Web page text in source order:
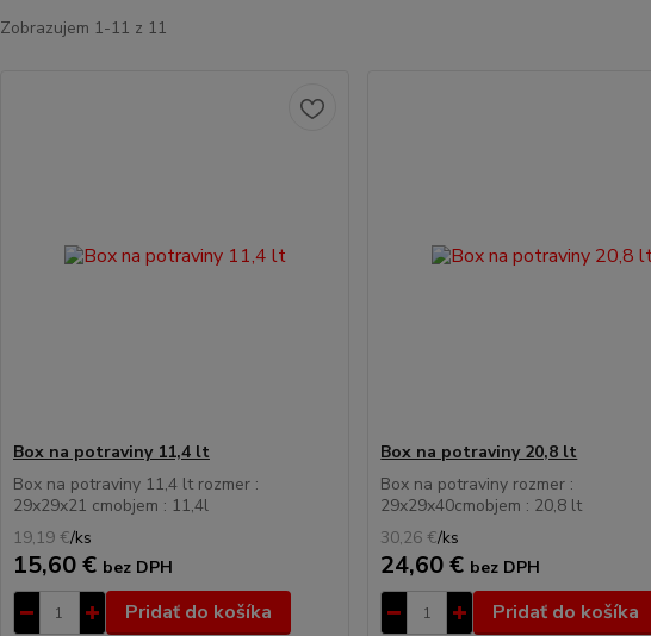
Zobrazujem 1-11 z 11
Box na potraviny 11,4 lt
Box na potraviny 11,4 lt rozmer :
29x29x21 cmobjem : 11,4l
19,19 €/ks
15,60 € bez DPH
Pridať do košíka
Box na potraviny 20,8 lt
Box na potraviny rozmer :
29x29x40cmobjem : 20,8 lt
30,26 €/ks
24,60 € bez DPH
Pridať do košíka